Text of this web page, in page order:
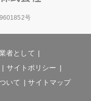
号
者として
サイトポリシー
いて
サイトマップ